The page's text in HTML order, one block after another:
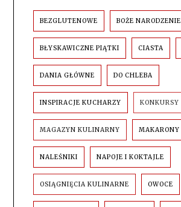
BEZGLUTENOWE BOŻE NARODZENIE
BŁYSKAWICZNE PIĄTKI CIASTA
DANIA GŁÓWNE DO CHLEBA
INSPIRACJE KUCHARZY KONKURSY
MAGAZYN KULINARNY MAKARONY
NALEŚNIKI NAPOJE I KOKTAJLE
OSIĄGNIĘCIA KULINARNE OWOCE